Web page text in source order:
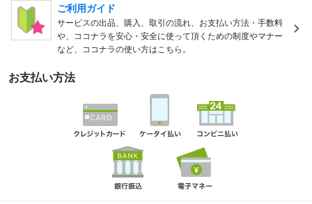
ご利用ガイド
サービスの出品、購入、取引の流れ、お支払い方法・手数料
や、ココナラを安心・安全に使って頂くための制度やマナー
など、ココナラの使い方はこちら。
お支払い方法